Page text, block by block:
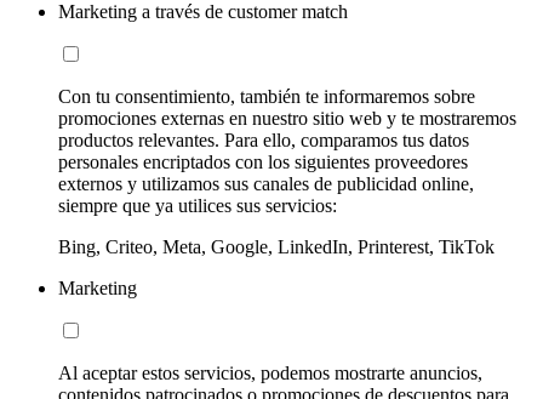
Marketing a través de customer match
Con tu consentimiento, también te informaremos sobre
promociones externas en nuestro sitio web y te mostraremos
productos relevantes. Para ello, comparamos tus datos
personales encriptados con los siguientes proveedores
externos y utilizamos sus canales de publicidad online,
siempre que ya utilices sus servicios:
Bing, Criteo, Meta, Google, LinkedIn, Printerest, TikTok
Marketing
Al aceptar estos servicios, podemos mostrarte anuncios,